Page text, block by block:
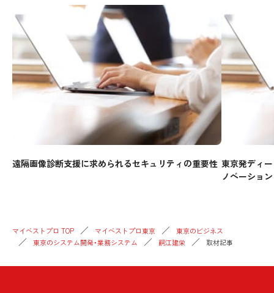
遠隔画像診断支援に求められるセキュリティの重要性 東京発ディ
ノベーション
マイベストプロ TOP マイベストプロ東京
東京のビジネス
東京のシステム開発・業務システム
嗣江建栄 取材記事